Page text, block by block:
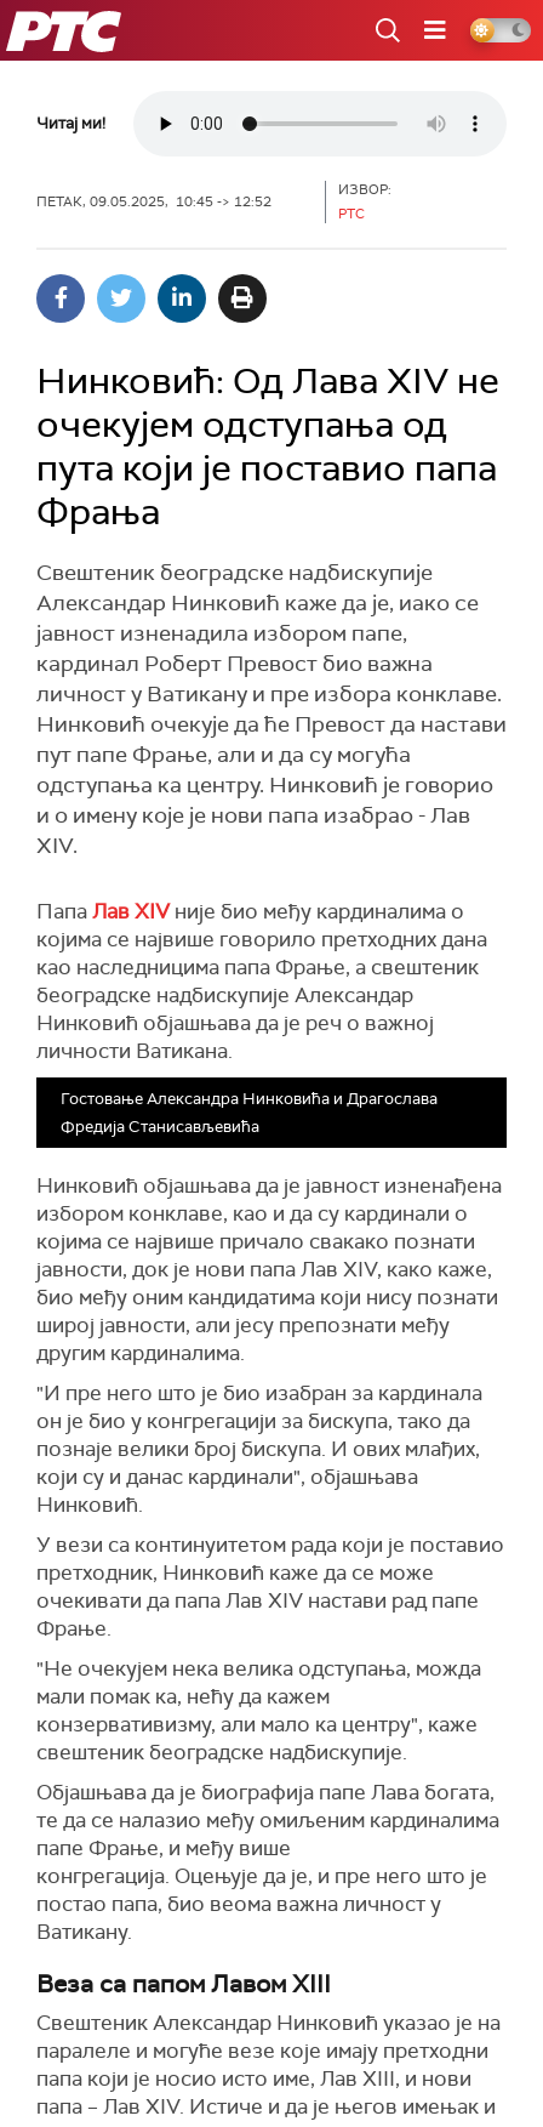
РТС
Читај ми!
ПЕТАК, 09.05.2025, 10:45 -> 12:52
ИЗВОР:
РТС
Нинковић: Од Лава XIV не
очекујем одступања од
пута који је поставио папа
Фрања
Свештеник београдске надбискупије
Александар Нинковић каже да је, иако се
јавност изненадила избором папе,
кардинал Роберт Превост био важна
личност у Ватикану и пре избора конклаве.
Нинковић очекује да ће Превост да настави
пут папе Фрање, али и да су могућа
одступања ка центру. Нинковић је говорио
и о имену које је нови папа изабрао - Лав
XIV.
ПапаЛавXIVније био међу кардиналима о
којима се највише говорило претходних дана
као наследницима папа Фрање, а свештеник
београдске надбискупије Александар
Нинковић објашњава да је реч о важној
личности Ватикана.
Гостовање Александра Нинковића и Драгослава
Фредија Станисављевића
Нинковић објашњава да је јавност изненађена
избором конклаве, као и да су кардинали о
којима се највише причало свакако познати
јавности, док је нови папа Лав ХIV, како каже,
био међу оним кандидатима који нису познати
широј јавности, али јесу препознати међу
другим кардиналима.
"И пре него што је био изабран за кардинала
он је био у конгрегацији за бискупа, тако да
познаје велики број бискупа. И ових млађих,
који су и данас кардинали", објашњава
Нинковић.
У вези са континуитетом рада који је поставио
претходник, Нинковић каже да се може
очекивати да папа Лав XIV настави рад папе
Фрање.
"Не очекујем нека велика одступања, можда
мали помак ка, нећу да кажем
конзервативизму, али мало ка центру", каже
свештеник београдске надбискупије.
Објашњава да је биографија папе Лава богата,
те да се налазио међу омиљеним кардиналима
папе Фрање, и међу више
конгрегација. Оцењује да је, и пре него што је
постао папа, био веома важна личност у
Ватикану.
Веза са папом ЛавомXIII
Свештеник Александар Нинковић указао је на
паралеле и могуће везе које имају претходни
папа који је носио исто име, Лав XIII, и нови
папа – Лав XIV. Истиче и да је његов имењак и